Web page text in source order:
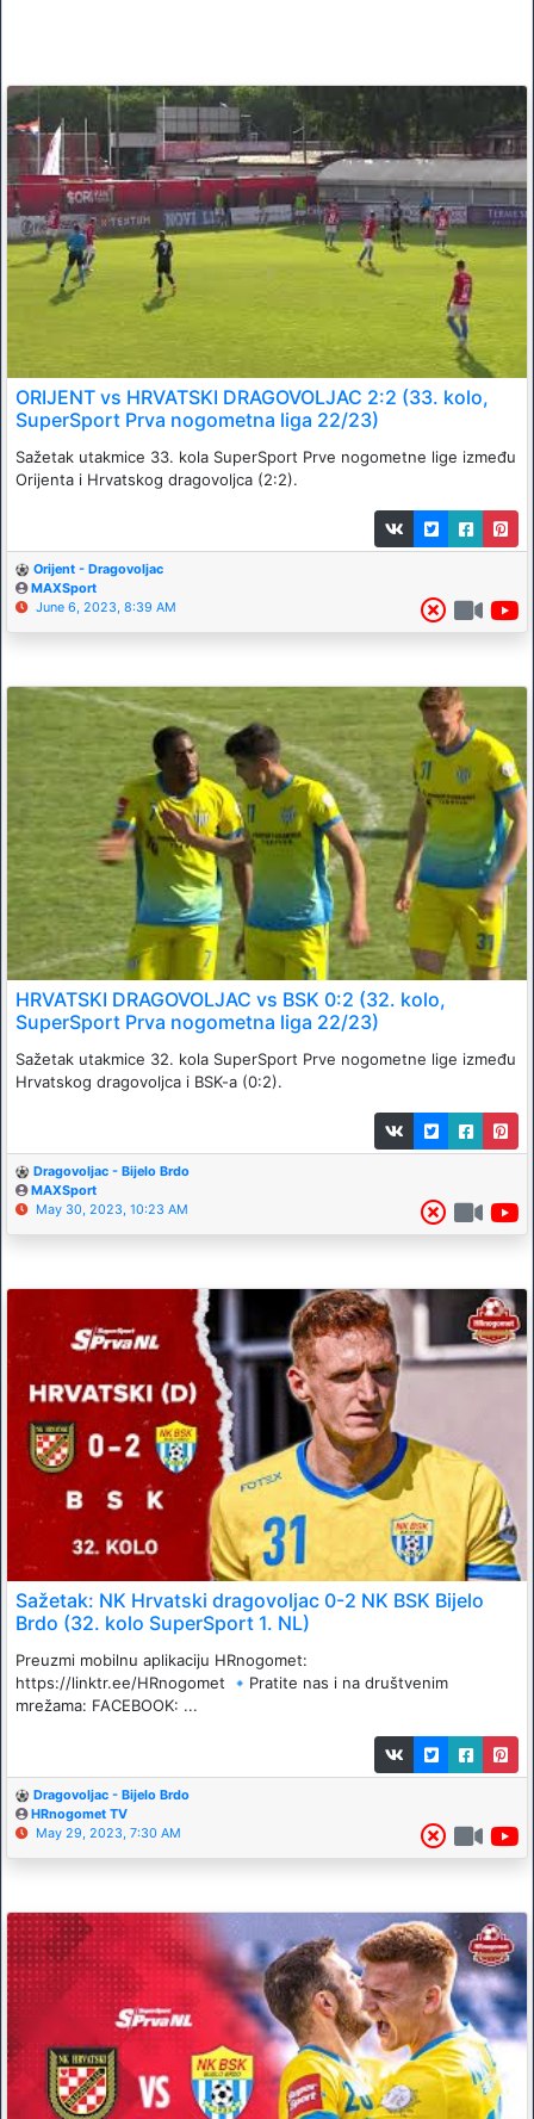
ORIJENT vs HRVATSKI DRAGOVOLJAC 2:2 (33. kolo,
SuperSport Prva nogometna liga 22/23)
Sažetak utakmice 33. kola SuperSport Prve nogometne lige između
Orijenta i Hrvatskog dragovoljca (2:2).
Orijent - Dragovoljac
MAXSport
June 6, 2023, 8:39 AM
HRVATSKI DRAGOVOLJAC vs BSK 0:2 (32. kolo,
SuperSport Prva nogometna liga 22/23)
Sažetak utakmice 32. kola SuperSport Prve nogometne lige između
Hrvatskog dragovoljca i BSK-a (0:2).
Dragovoljac - Bijelo Brdo
MAXSport
May 30, 2023, 10:23 AM
Sažetak: NK Hrvatski dragovoljac 0-2 NK BSK Bijelo
Brdo (32. kolo SuperSport 1. NL)
Preuzmi mobilnu aplikaciju HRnogomet:
https://linktr.ee/HRnogomet 🔹️Pratite nas i na društvenim
mrežama: FACEBOOK: ...
Dragovoljac - Bijelo Brdo
HRnogomet TV
May 29, 2023, 7:30 AM